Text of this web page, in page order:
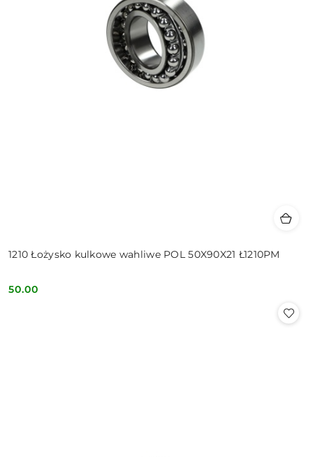
1210 Łożysko kulkowe wahliwe POL 50X90X21 Ł1210PM
Cena:
50.00